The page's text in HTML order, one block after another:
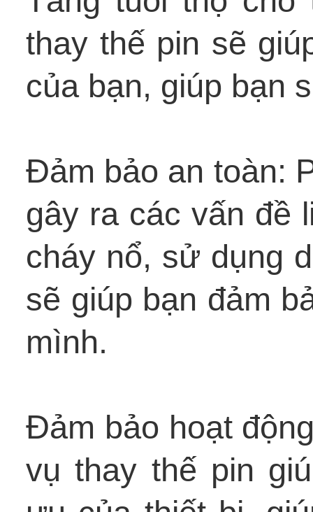
thay thế pin sẽ
của bạn, giúp bạn
Đảm bảo an toàn:
gây ra các vấn đề
cháy nổ, sử dụng
sẽ giúp bạn đảm
mình.
Đảm bảo hoạt
vụ thay thế pin